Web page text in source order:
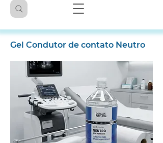
Gel Condutor de contato Neutro